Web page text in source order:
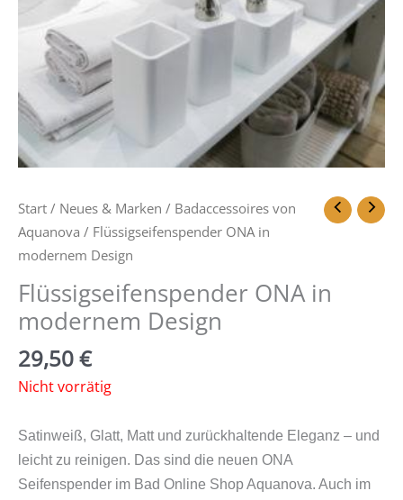
Start / Neues & Marken / Badaccessoires von
Aquanova / Flüssigseifenspender ONA in
modernem Design
Flüssigseifenspender ONA in
modernem Design
29,50€
Nicht vorrätig
Satinweiß, Glatt, Matt und zurückhaltende Eleganz – und
leicht zu reinigen. Das sind die neuen ONA
Seifenspender im Bad Online Shop Aquanova. Auch im